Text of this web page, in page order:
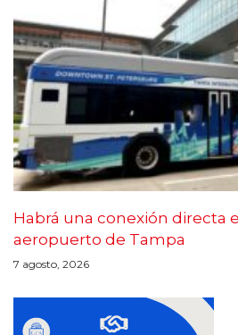
Habrá una conexión directa
aeropuerto de Tampa
7 agosto, 2026